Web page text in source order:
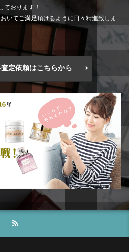
ております！
いてご満足頂けるように日々精進致しま
定依頼はこちらから